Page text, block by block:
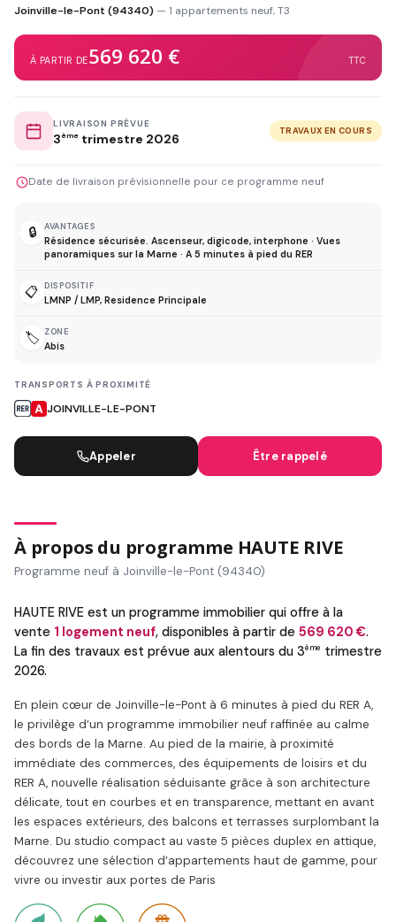
Joinville-le-Pont (94340) — 1 appartements neuf, T3
À PARTIR DE569 620 € TTC
LIVRAISON PRÉVUE
3ème trimestre 2026 TRAVAUX EN COURS
Date de livraison prévisionnelle pour ce programme neuf
🔒 AVANTAGES
Résidence sécurisée. Ascenseur, digicode, interphone · Vues
panoramiques sur la Marne · A 5 minutes à pied du RER
📋 DISPOSITIF
LMNP / LMP, Residence Principale
🏷️ ZONE
Abis
TRANSPORTS À PROXIMITÉ
JOINVILLE-LE-PONT
Appeler Être rappelé
À propos du programme HAUTE RIVE
Programme neuf à Joinville-le-Pont (94340)
HAUTE RIVE est un programme immobilier qui offre à la
vente 1 logement neuf, disponibles à partir de 569 620 €.
La fin des travaux est prévue aux alentours du 3ème trimestre
2026.
En plein cœur de Joinville-le-Pont à 6 minutes à pied du RER A,
le privilège d’un programme immobilier neuf raffinée au calme
des bords de la Marne. Au pied de la mairie, à proximité
immédiate des commerces, des équipements de loisirs et du
RER A, nouvelle réalisation séduisante grâce à son architecture
délicate, tout en courbes et en transparence, mettant en avant
les espaces extérieurs, des balcons et terrasses surplombant la
Marne. Du studio compact au vaste 5 pièces duplex en attique,
découvrez une sélection d’appartements haut de gamme, pour
vivre ou investir aux portes de Paris